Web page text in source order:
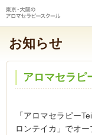
お知らせ
アロマセラ
「アロマセラピー
ロンテイカ」でオ